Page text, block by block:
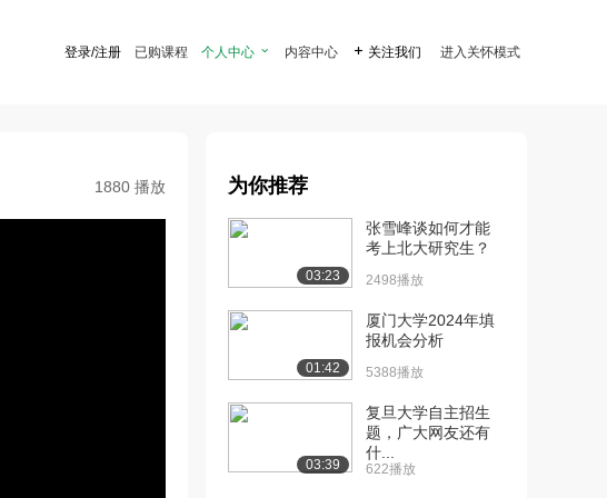
登录/注册 已购课程 个人中心  内容中心  关注我们 进入关怀模式
1880 播放 为你推荐
03:23
张雪峰谈如何才能
考上北大研究生？
2498播放
01:42
厦门大学2024年填
报机会分析
5388播放
03:39
复旦大学自主招生
题，广大网友还有
什...
622播放